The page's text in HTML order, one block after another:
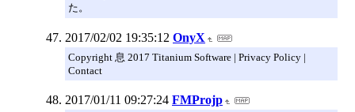
た。
2017/02/02 19:35:12 OnyX
Copyright 息 2017 Titanium Software | Privacy Policy |
Contact
2017/01/11 09:27:24 FMProjp